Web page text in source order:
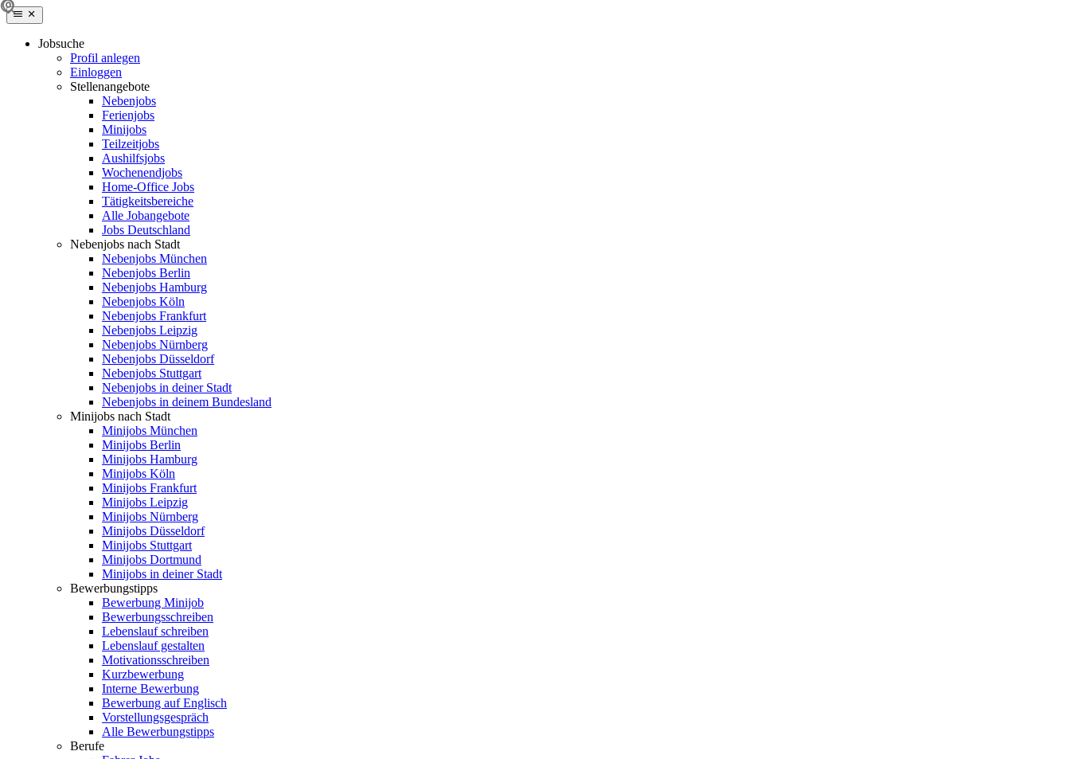
Jobsuche
Profil anlegen
Einloggen
Stellenangebote
Nebenjobs
Ferienjobs
Minijobs
Teilzeitjobs
Aushilfsjobs
Wochenendjobs
Home-Office Jobs
Tätigkeitsbereiche
Alle Jobangebote
Jobs Deutschland
Nebenjobs nach Stadt
Nebenjobs München
Nebenjobs Berlin
Nebenjobs Hamburg
Nebenjobs Köln
Nebenjobs Frankfurt
Nebenjobs Leipzig
Nebenjobs Nürnberg
Nebenjobs Düsseldorf
Nebenjobs Stuttgart
Nebenjobs in deiner Stadt
Nebenjobs in deinem Bundesland
Minijobs nach Stadt
Minijobs München
Minijobs Berlin
Minijobs Hamburg
Minijobs Köln
Minijobs Frankfurt
Minijobs Leipzig
Minijobs Nürnberg
Minijobs Düsseldorf
Minijobs Stuttgart
Minijobs Dortmund
Minijobs in deiner Stadt
Bewerbungstipps
Bewerbung Minijob
Bewerbungsschreiben
Lebenslauf schreiben
Lebenslauf gestalten
Motivationsschreiben
Kurzbewerbung
Interne Bewerbung
Bewerbung auf Englisch
Vorstellungsgespräch
Alle Bewerbungstipps
Berufe